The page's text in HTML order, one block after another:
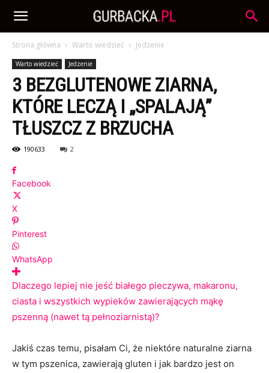
Strona główna Warto wiedzieć Jedzenie
Warto wiedzieć Jedzenie
3 BEZGLUTENOWE ZIARNA,
KTÓRE LECZĄ I „SPALAJĄ”
TŁUSZCZ Z BRZUCHA
190633 2
Facebook
X
Pinterest
WhatsApp
Dlaczego lepiej nie jeść białego pieczywa, makaronu,
ciasta i wszystkich wypieków zawierających mąkę
pszenną (nawet tą pełnoziarnistą)?
Jakiś czas temu, pisałam Ci, że niektóre naturalne ziarna
w tym pszenica, zawierają gluten i jak bardzo jest on